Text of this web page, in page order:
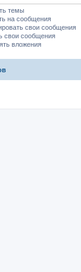
темы
на сообщения
свои сообщения
свои сообщения
вложения